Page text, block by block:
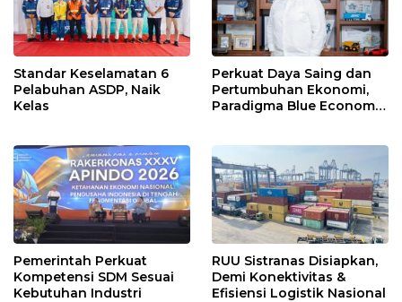
Standar Keselamatan 6
Pelabuhan ASDP, Naik
Kelas
Perkuat Daya Saing dan
Pertumbuhan Ekonomi,
Paradigma Blue Economy
Pemerintah Perkuat
Kompetensi SDM Sesuai
Kebutuhan Industri
RUU Sistranas Disiapkan,
Demi Konektivitas &
Efisiensi Logistik Nasional